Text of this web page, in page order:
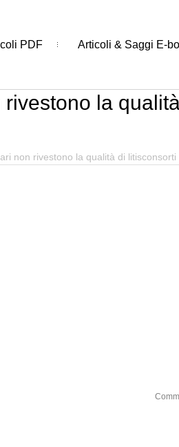
PDF Articoli & Saggi E-
la
non rivestono la qualità di litisconsorti